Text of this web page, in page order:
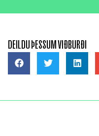
DEILDU ÞESSUM VIÐBURÐI